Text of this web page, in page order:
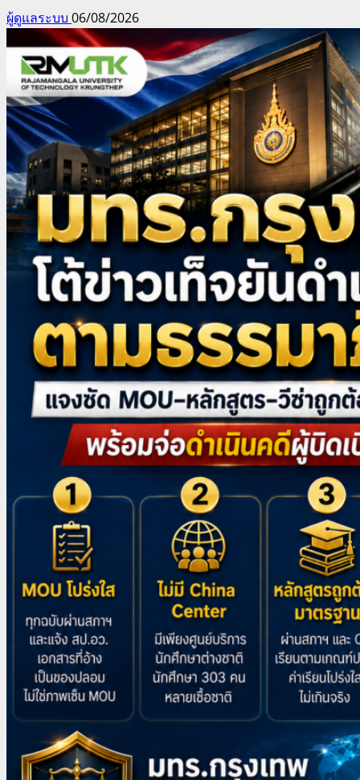
ผู้ดูแลระบบ 06/08/2026